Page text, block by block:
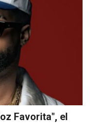
Favorita", el